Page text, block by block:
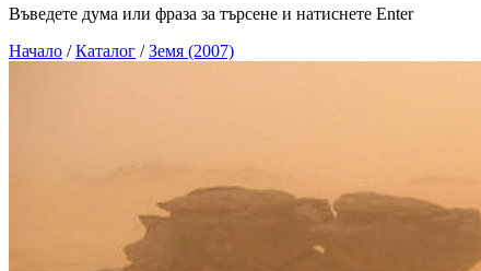
Въведете дума или фраза за търсене и натиснете Enter
Начало / Каталог / Земя (2007)